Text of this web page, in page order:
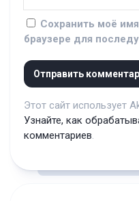
Сохранить моё
браузере для
Этот сайт использует
Узнайте, как
комментариев.